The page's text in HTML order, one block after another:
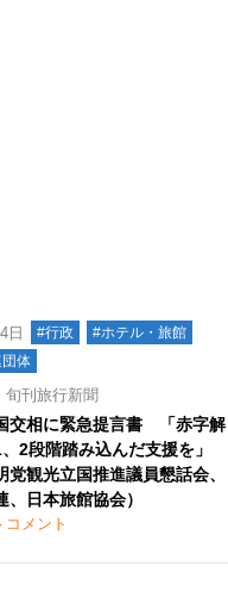
日 #行政
#ホテル・旅館
体
旬刊旅行新聞
交相に緊急提言書 「赤字解
2段階踏み込んだ支援を」
党観光立国推進議員懇話会、
、日本旅館協会）
コメント